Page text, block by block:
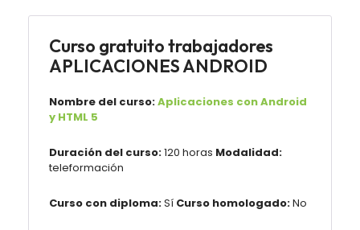
Curso gratuito trabajadores
APLICACIONES ANDROID
Nombre del curso:Aplicaciones con Android
y HTML 5
Duración del curso:120 horas Modalidad:
teleformación
Curso con diploma:Sí Curso homologado:No